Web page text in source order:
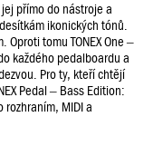
přímo do nástroje a
ikonických tónů.
tomu TONEX One –
každého pedalboardu a
Pro ty, kteří chtějí
Pedal – Bass Edition:
MIDI a